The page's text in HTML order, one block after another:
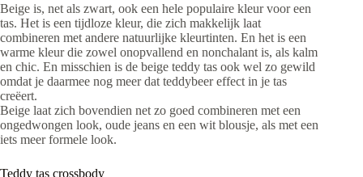
Beige is, net als zwart, ook een hele populaire kleur voor een
tas. Het is een tijdloze kleur, die zich makkelijk laat
combineren met andere natuurlijke kleurtinten. En het is een
warme kleur die zowel onopvallend en nonchalant is, als kalm
en chic. En misschien is de beige teddy tas ook wel zo gewild
omdat je daarmee nog meer dat teddybeer effect in je tas
creëert.
Beige laat zich bovendien net zo goed combineren met een
ongedwongen look, oude jeans en een wit blousje, als met een
iets meer formele look.
Teddy tas crossbody